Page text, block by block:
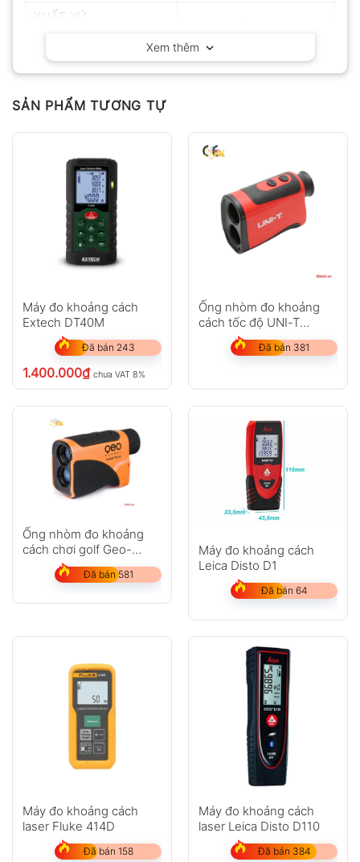
Xem thêm
SẢN PHẨM TƯƠNG TỰ
Máy đo khoảng cách
Extech DT40M
Đã bán 243
1.400.000₫ chưa VAT 8%
Ống nhòm đo khoảng
cách tốc độ UNI-T
LM600
Đã bán 381
Ống nhòm đo khoảng
cách chơi golf Geo-
Fennel GeoDist 600LR
Đã bán 581
Máy đo khoảng cách
Leica Disto D1
Đã bán 64
Máy đo khoảng cách
laser Fluke 414D
Đã bán 158
Máy đo khoảng cách
laser Leica Disto D110
Đã bán 384